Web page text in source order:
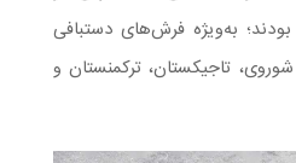
به‌ویژه فرش‌های دستبافی
تاجیکستان، ترکمنستان و